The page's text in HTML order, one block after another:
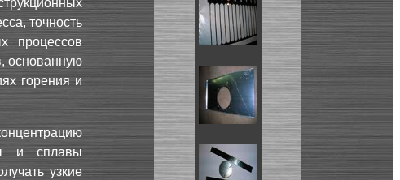
точность
процессов
основанную
горения и
и сплавы
узкие